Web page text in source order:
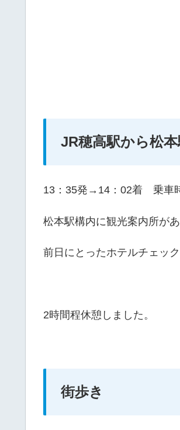
JR穂高駅から松
13：35発→14：02着 乗車
松本駅構内に観光案内所が
前日にとったホテルチェッ
2時間程休憩しました。
街歩き